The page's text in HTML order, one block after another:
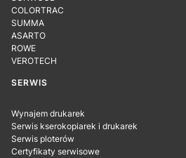
COLORTRAC
SUMMA
ASARTO
ROWE
VEROTECH
SERWIS
Wynajem drukarek
Serwis kserokopiarek i drukarek
Serwis ploterów
Certyfikaty serwisowe